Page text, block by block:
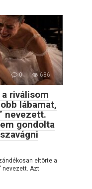
0 686
riválisom
lábamat,
nevezett.
gondolta
eltörte a
nevezett. Azt